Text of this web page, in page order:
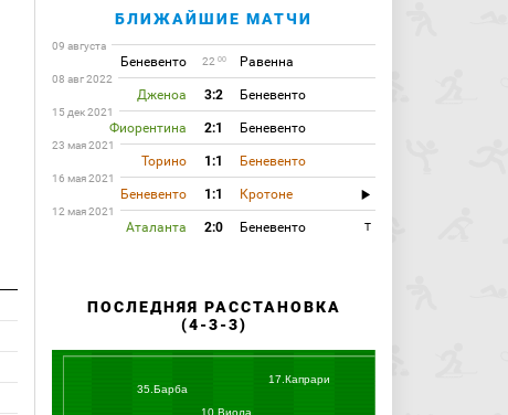
БЛИЖАЙШИЕ МАТЧИ
09 августа
Беневенто 22 00 Равенна
08 авг 2022
Дженоа 3:2 Беневенто
15 дек 2021
Фиорентина 2:1 Беневенто
23 мая 2021
Торино 1:1 Беневенто
16 мая 2021
Беневенто 1:1 Кротоне
12 мая 2021
Аталанта 2:0 Беневенто T
ПОСЛЕДНЯЯ РАССТАНОВКА
(4-3-3)
35.Барба
17.Капрари
10.Виола